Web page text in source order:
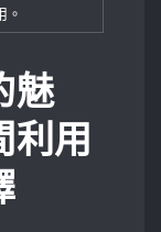
。
魅
利用